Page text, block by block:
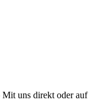
Mit uns direkt oder auf